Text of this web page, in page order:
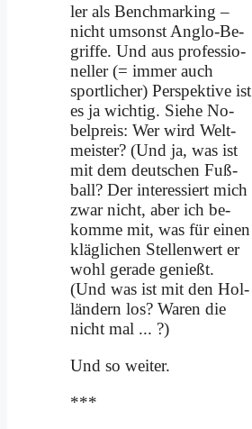
ler als Bench­mar­king –
nicht um­sonst An­glo-Be­
grif­fe. Und aus pro­fes­sio­
nel­ler (= im­mer auch
sport­li­cher) Per­spek­ti­ve ist
es ja wich­tig. Sie­he No­
bel­preis: Wer wird Welt­
mei­ster? (Und ja, was ist
mit dem deut­schen Fuß­
ball? Der in­ter­es­siert mich
zwar nicht, aber ich be­
kom­me mit, was für ei­nen
kläg­li­chen Stel­len­wert er
wohl ge­ra­de ge­nießt.
(Und was ist mit den Hol­
län­dern los? Wa­ren die
nicht mal ... ?)
Und so wei­ter.
***